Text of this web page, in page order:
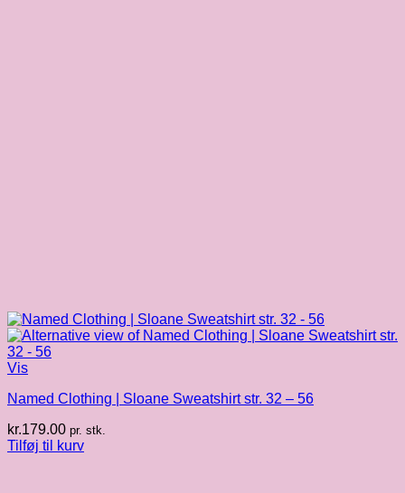
Vis
Named Clothing | Sloane Sweatshirt str. 32 – 56
kr.179.00 pr. stk.
Tilføj til kurv